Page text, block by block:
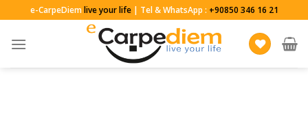
to
content
e-CarpeDiemlive your life| Tel & WhatsApp : +90850 346 16 21